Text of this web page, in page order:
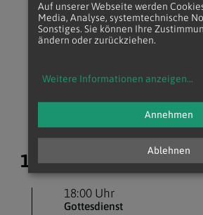
08:30 Uhr
Gottesdienst
Pfarrkirche
2120
Weinviertel
12. August 2026
18:00 Uhr
Gottesdienst
Auf unserer Webseite werden
Media, Analyse, systemtechnische
Sonstiges. Sie können Ihre
ändern oder zurückziehen.
Weitere Informationen anzeigen...
Ablehnen
Annehmen